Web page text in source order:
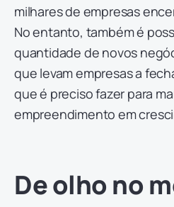
milhares de empresas
No entanto, também é
quantidade de novos
que levam empresas a
que é preciso fazer para
empreendimento em
De olho no